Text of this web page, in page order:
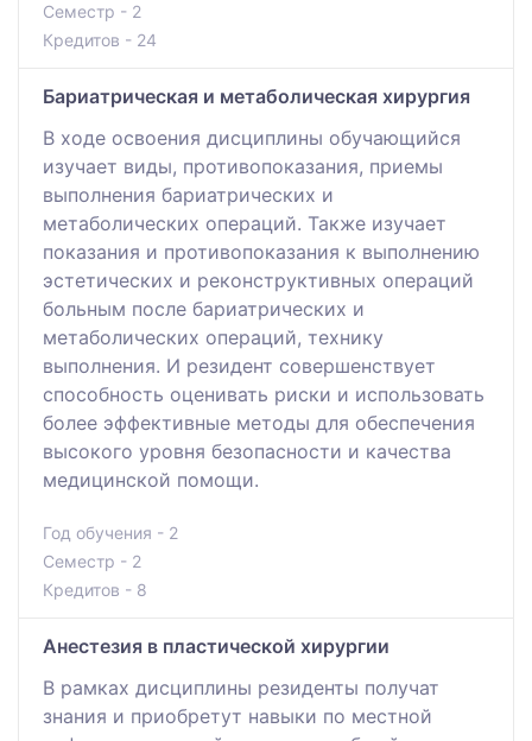
Семестр - 2
Кредитов - 24
Бариатрическая и метаболическая хирургия
В ходе освоения дисциплины обучающийся
изучает виды, противопоказания, приемы
выполнения бариатрических и
метаболических операций. Также изучает
показания и противопоказания к выполнению
эстетических и реконструктивных операций
больным после бариатрических и
метаболических операций, технику
выполнения. И резидент совершенствует
способность оценивать риски и использовать
более эффективные методы для обеспечения
высокого уровня безопасности и качества
медицинской помощи.
Год обучения - 2
Семестр - 2
Кредитов - 8
Анестезия в пластической хирургии
В рамках дисциплины резиденты получат
знания и приобретут навыки по местной